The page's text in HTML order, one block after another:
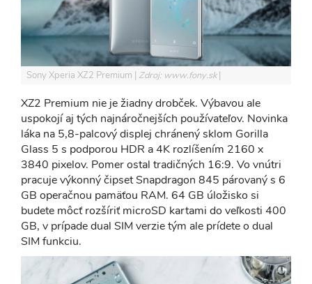
Sony Xperia XZ2 Premium Zdroj: www.fony.sk
XZ2 Premium nie je žiadny drobček. Výbavou ale
uspokojí aj tých najnáročnejších používateľov. Novinka
láka na 5,8-palcový displej chránený sklom Gorilla
Glass 5 s podporou HDR a 4K rozlíšením 2160 x
3840 pixelov. Pomer ostal tradičných 16:9. Vo vnútri
pracuje výkonný čipset Snapdragon 845 párovaný s 6
GB operačnou pamäťou RAM. 64 GB úložisko si
budete môcť rozšíriť microSD kartami do veľkosti 400
GB, v prípade dual SIM verzie tým ale prídete o dual
SIM funkciu.